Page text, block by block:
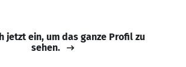
jetzt ein, um das ganze Profil zu
sehen.